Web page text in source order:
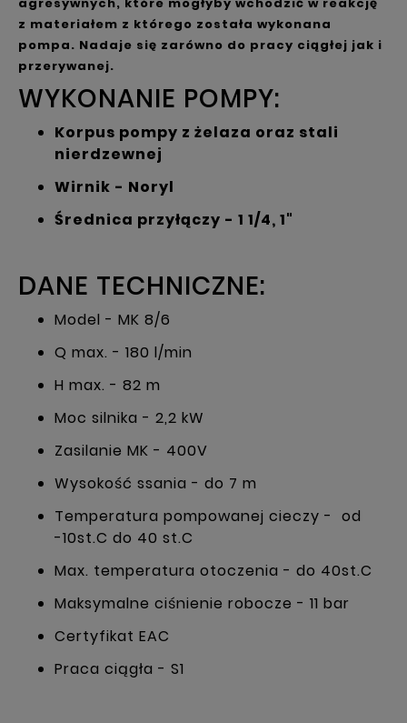
z materiałem z którego została wykonana
pompa. Nadaje się zarówno do pracy ciągłej jak i
przerywanej.
WYKONANIE POMPY:
Korpus pompy z żelaza oraz stali
nierdzewnej
Wirnik - Noryl
Średnica przyłączy - 1 1/4, 1"
DANE TECHNICZNE:
Model - MK 8/6
Q max. - 180 l/min
H max. - 82 m
Moc silnika - 2,2 kW
Zasilanie MK - 400V
Wysokość ssania - do 7 m
Temperatura pompowanej cieczy - od
-10st.C do 40 st.C
Max. temperatura otoczenia - do 40st.C
Maksymalne ciśnienie robocze - 11 bar
Certyfikat EAC
Praca ciągła - S1